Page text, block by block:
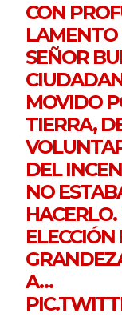
CON
LAMENTO
SEÑOR
MOVIDO
TIERRA,
DEL
NO
A…